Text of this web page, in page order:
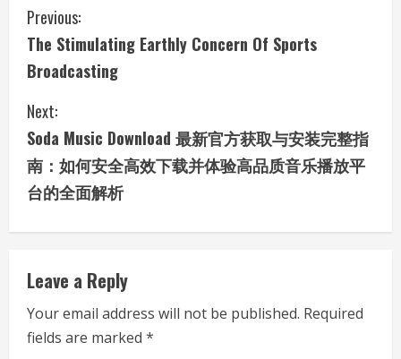
C
o
n
t
i
n
u
e
R
Previous:
The Stimulating Earthly Concern Of Sports
Broadcasting
Next:
Soda Music Download 最新官方获取与安装完整指
南：如何安全高效下载并体验高品质音乐播放平
台的全面解析
Leave a Reply
Your email address will not be published. Required
fields are marked *